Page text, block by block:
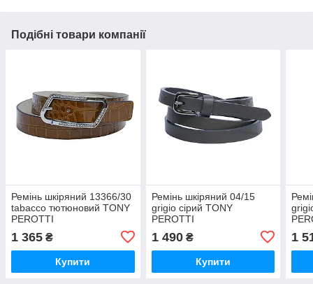
Подібні товари компанії
Ремінь шкіряний 13366/30
tabacco тютюновий TONY
PEROTTI
1 365 ₴
Купити
Ремінь шкіряний 04/15
grigio сірий TONY
PEROTTI
1 490₴
Купити
1